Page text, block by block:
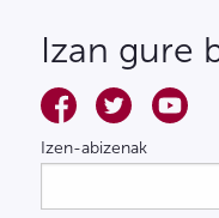
Izan gure
Izen-abizenak